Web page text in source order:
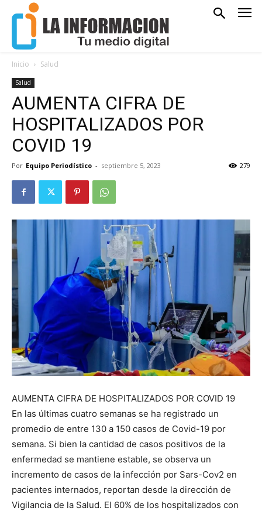
Inicio Salud
Salud
AUMENTA CIFRA DE
HOSPITALIZADOS POR
COVID 19
Por Equipo Periodístico - septiembre 5, 2023 279
AUMENTA CIFRA DE HOSPITALIZADOS POR COVID 19
En las últimas cuatro semanas se ha registrado un
promedio de entre 130 a 150 casos de Covid-19 por
semana. Si bien la cantidad de casos positivos de la
enfermedad se mantiene estable, se observa un
incremento de casos de la infección por Sars-Cov2 en
pacientes internados, reportan desde la dirección de
Vigilancia de la Salud. El 60% de los hospitalizados con